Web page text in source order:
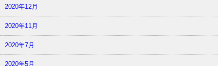
2020年12月
2020年11月
2020年7月
2020年5月